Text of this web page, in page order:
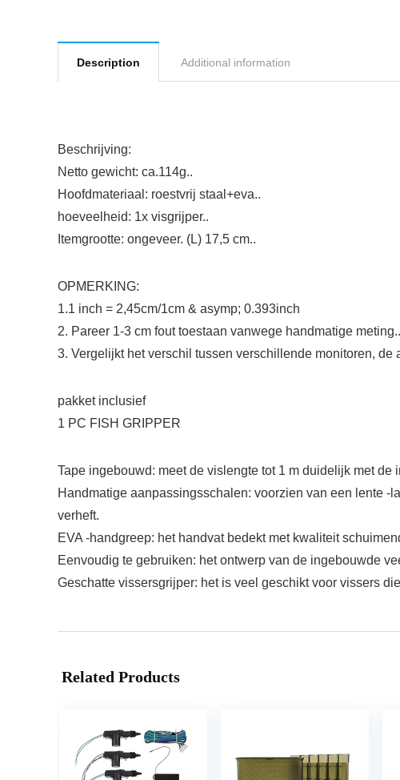
Description Additional information
Beschrijving:
Netto gewicht: ca.114g..
Hoofdmateriaal: roestvrij staal+eva..
hoeveelheid: 1x visgrijper..
Itemgrootte: ongeveer. (L) 17,5 cm..
OPMERKING:
1.1 inch = 2,45cm/1cm & asymp; 0.393inch
2. Pareer 1-3 cm fout toestaan vanwege handmatige
3. Vergelijkt het verschil tussen verschillende monitoren,
pakket inclusief
1 PC FISH GRIPPER
Tape ingebouwd: meet de vislengte tot 1 m duidelijk met de
Handmatige aanpassingsschalen: voorzien van een lente
verheft.
EVA -handgreep: het handvat bedekt met kwaliteit
Eenvoudig te gebruiken: het ontwerp van de ingebouwde
Geschatte vissersgrijper: het is veel geschikt voor vissers
Related Products